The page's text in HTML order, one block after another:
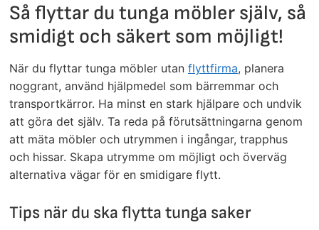
Så flyttar du tunga möbler själv, så
smidigt och säkert som möjligt!
När du flyttar tunga möbler utan flyttfirma, planera
noggrant, använd hjälpmedel som bärremmar och
transportkärror. Ha minst en stark hjälpare och undvik
att göra det själv. Ta reda på förutsättningarna genom
att mäta möbler och utrymmen i ingångar, trapphus
och hissar. Skapa utrymme om möjligt och överväg
alternativa vägar för en smidigare flytt.
Tips när du ska flytta tunga saker